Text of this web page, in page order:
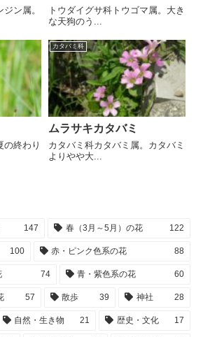
ン属。
トウダイグサ科トウゴマ属。大き
な天狗のう...
の終わり
カタバミ科
ムラサキカタバミ
カタバミ科カタバミ属。カタバミ
よりやや大...
147 春（3月～5月）の花 122
100 赤・ピンク色系の花 88
74 青・紫色系の花 60
57 散歩 39 神社 28
自然・生き物 21 歴史・文化 17